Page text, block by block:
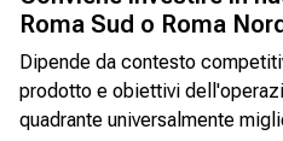
Roma Sud o Roma
Dipende da contesto
prodotto e obiettivi
quadrante universalmente